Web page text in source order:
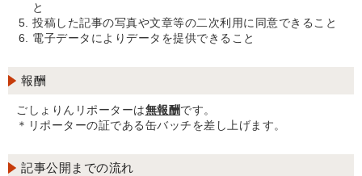
と
投稿した記事の写真や文章等の二次利用に同意できること
電子データによりデータを提供できること
報酬
ごしょりんリポーターは無報酬です。
＊リポーターの証である缶バッチを差し上げます。
記事公開までの流れ